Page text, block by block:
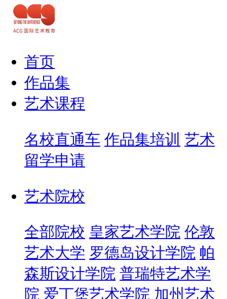
首页
作品集
艺术课程
名校直通车 作品集培训 艺术
留学申请
艺术院校
全部院校 皇家艺术学院 伦敦
艺术大学 罗德岛设计学院 帕
森斯设计学院 普瑞特艺术学
院 爱丁堡艺术学院 加州艺术